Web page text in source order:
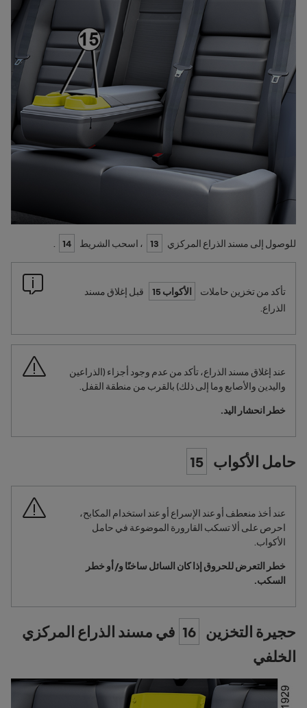
للوصول إلى مسند الذراع المركزي 13 ، اسحب الشريط 14
تأكد من تخزين حاملات الأكواب 15
قبل إغلاق مسند
الذراع.
عند إغلاق مسند الذراع، تأكد من عدم وجود أجزاء (الذراعين
واليدين والأصابع وما إلى ذلك) بالقرب من منطقة القفل.
خطر انحشار اليد.
حامل الأكواب 15
عند أخذ منعطف أو عند الإسراع أو عند استخدام المكابح،
احرص على ألا تسكب القارورة الموضوعة في حامل
الأكواب.
خطر التعرض للحروق إذا كان السائل ساخنًا و/ أو خطر
السكب.
حجيرة التخزين 16 في مسند الذراع المركزي
الخلفي